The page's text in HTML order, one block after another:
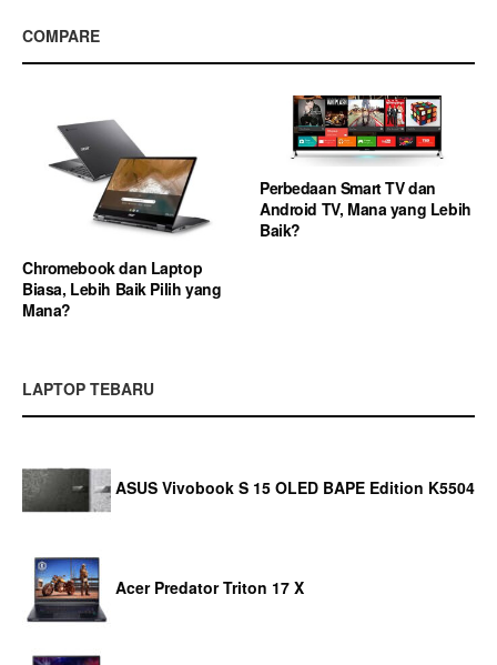
COMPARE
Chromebook dan Laptop
Biasa, Lebih Baik Pilih yang
Mana?
Perbedaan Smart TV dan
Android TV, Mana yang Lebih
Baik?
LAPTOP TEBARU
ASUS Vivobook S 15 OLED BAPE Edition K5504
Acer Predator Triton 17 X